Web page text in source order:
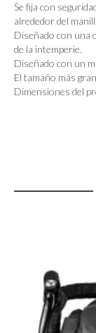
Se fija con
alrededor del
Diseñado con una
de la intemperie.
Diseñado con un
El tamaño más
Dimensiones del